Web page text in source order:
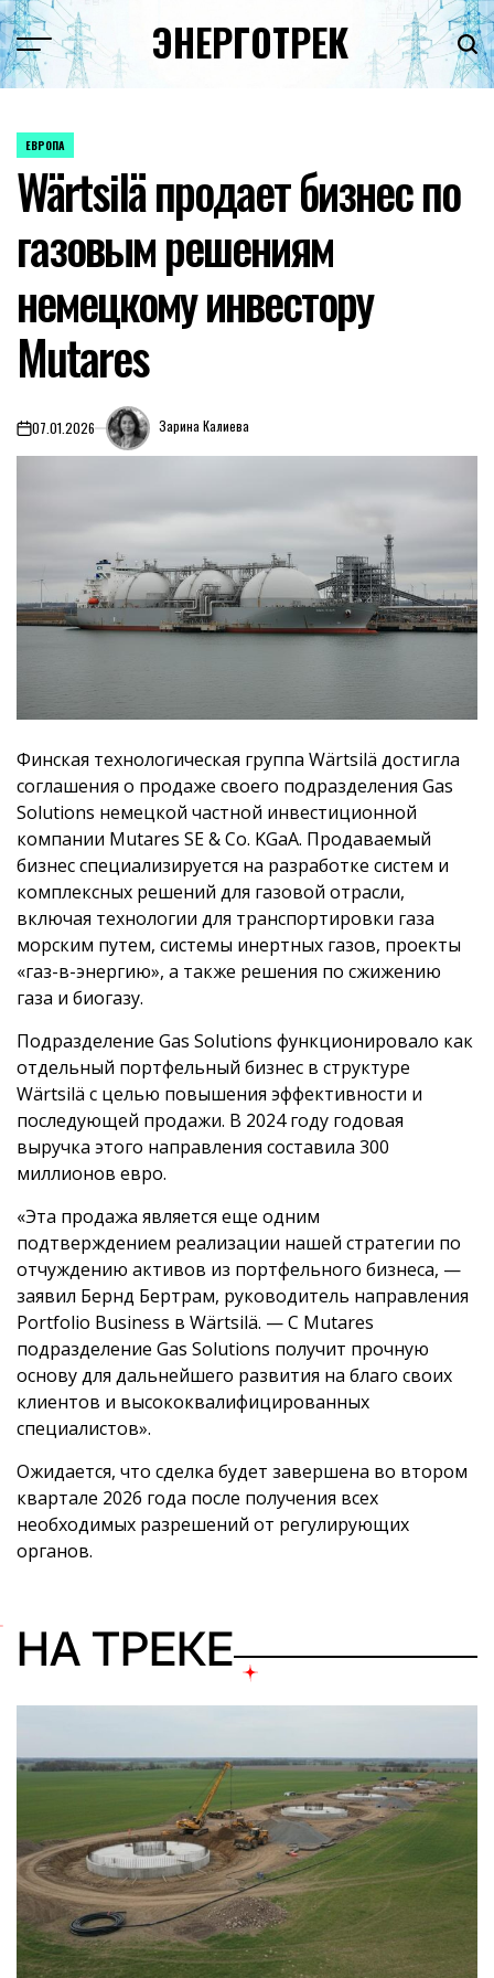
Перейти
к
содержимому
ЭНЕРГОТРЕК
ОПУБЛИКОВАНО
ЕВРОПА
Wärtsilä продает бизнес по
газовым решениям
немецкому инвестору
Mutares
on07.01.2026 Зарина Калиева
Финская технологическая группа Wärtsilä достигла
соглашения о продаже своего подразделения Gas
Solutions немецкой частной инвестиционной
компании Mutares SE & Co. KGaA. Продаваемый
бизнес специализируется на разработке систем и
комплексных решений для газовой отрасли,
включая технологии для транспортировки газа
морским путем, системы инертных газов, проекты
«газ-в-энергию», а также решения по сжижению
газа и биогазу.
Подразделение Gas Solutions функционировало как
отдельный портфельный бизнес в структуре
Wärtsilä с целью повышения эффективности и
последующей продажи. В 2024 году годовая
выручка этого направления составила 300
миллионов евро.
«Эта продажа является еще одним
подтверждением реализации нашей стратегии по
отчуждению активов из портфельного бизнеса, —
заявил Бернд Бертрам, руководитель направления
Portfolio Business в Wärtsilä. — С Mutares
подразделение Gas Solutions получит прочную
основу для дальнейшего развития на благо своих
клиентов и высококвалифицированных
специалистов».
Ожидается, что сделка будет завершена во втором
квартале 2026 года после получения всех
необходимых разрешений от регулирующих
органов.
НА ТРЕКЕ